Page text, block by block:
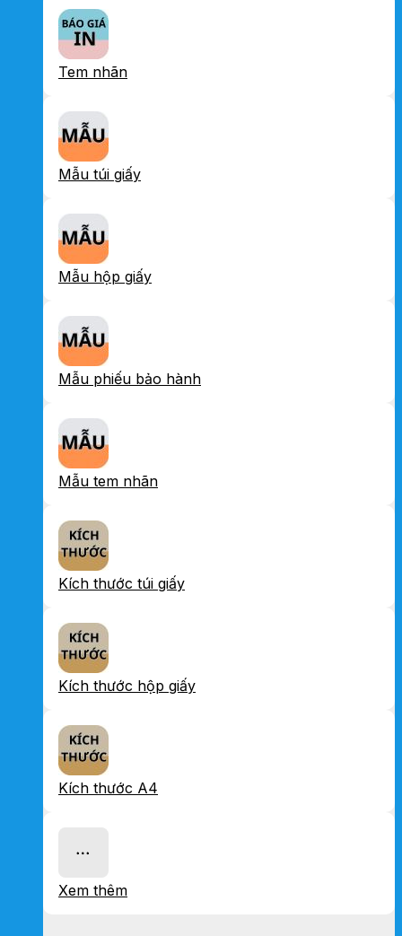
Tem nhãn
Mẫu túi giấy
Mẫu hộp giấy
Mẫu phiếu bảo hành
Mẫu tem nhãn
Kích thước túi giấy
Kích thước hộp giấy
Kích thước A4
Xem thêm